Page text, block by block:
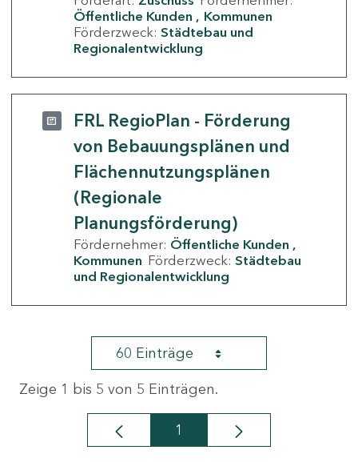
Öffentliche Kunden
Kommunen
Förderzweck: Städtebau und
Regionalentwicklung
FRL RegioPlan - Förderung
von Bebauungsplänen und
Flächennutzungsplänen
(Regionale
Planungsförderung)
Fördernehmer: Öffentliche Kunden
Kommunen Förderzweck: Städtebau
und Regionalentwicklung
60 Einträge
Zeige 1 bis 5 von 5 Einträgen.
Seite
1